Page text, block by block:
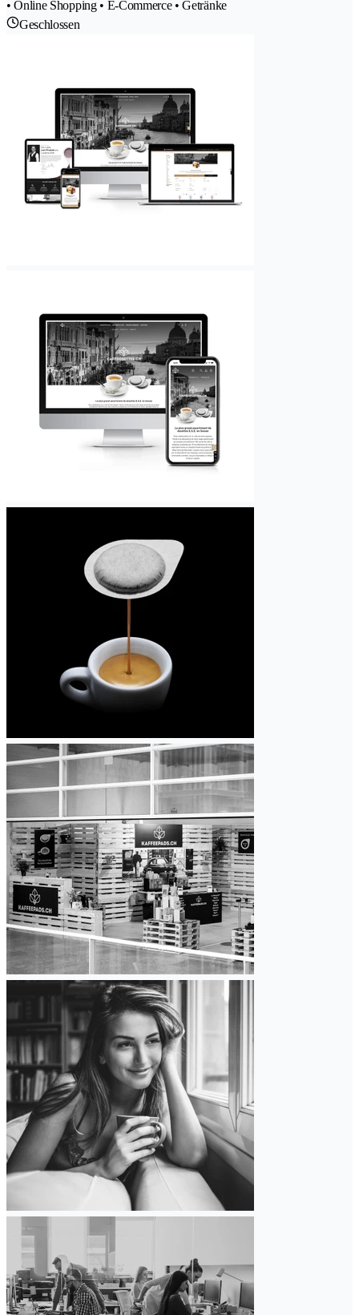
• Online Shopping • E-Commerce • Getränke
Geschlossen